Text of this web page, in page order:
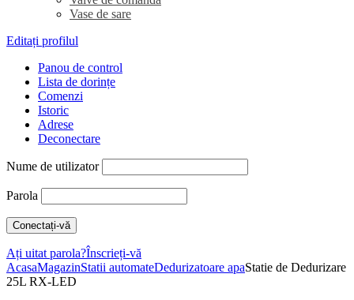
Vase de sare
Editați profilul
Panou de control
Lista de dorințe
Comenzi
Istoric
Adrese
Deconectare
Nume de utilizator
Parola
Ați uitat parola?Înscrieți-vă
AcasaMagazinStatii automateDedurizatoare apaStatie de Dedurizare
25L RX-LED